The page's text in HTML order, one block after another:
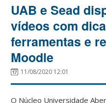
UAB e Sead
vídeos com
ferramentas e
Moodle
11/08/2020 12:01
O Núcleo Universidade